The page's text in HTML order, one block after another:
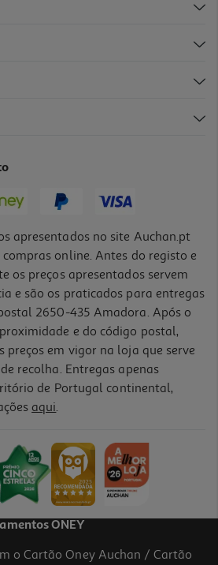
Laranja
apresentados no site Auchan.pt
online. Antes do registo e
os preços apresentados servem
e são os praticados para entregas
2650-435 Amadora. Após o
e do código postal,
preços em vigor na loja que serve
recolha. Entregas apenas
de Portugal continental,
aqui.
ONEY
o Cartão Oney Auchan / Cartão